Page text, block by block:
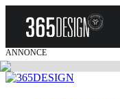
ANNONCE